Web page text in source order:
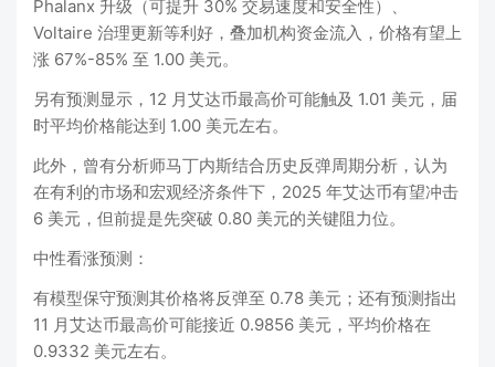
Phalanx 升级（可提升 30% 交易速度和安全性）、
Voltaire 治理更新等利好，叠加机构资金流入，价格有望上
涨 67%-85% 至 1.00 美元。
另有预测显示，12 月艾达币最高价可能触及 1.01 美元，届
时平均价格能达到 1.00 美元左右。
此外，曾有分析师马丁内斯结合历史反弹周期分析，认为
在有利的市场和宏观经济条件下，2025 年艾达币有望冲击
6 美元，但前提是先突破 0.80 美元的关键阻力位。
中性看涨预测：
有模型保守预测其价格将反弹至 0.78 美元；还有预测指出
11 月艾达币最高价可能接近 0.9856 美元，平均价格在
0.9332 美元左右。